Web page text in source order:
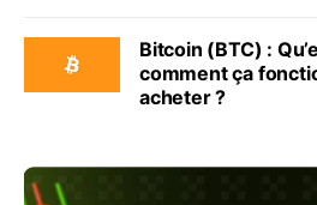
Bitcoin (BTC) :
comment ça
acheter ?